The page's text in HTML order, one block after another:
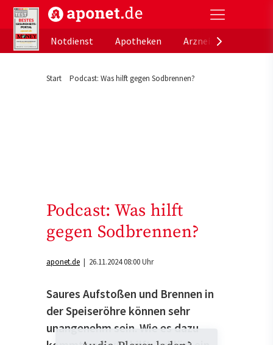
aponet.de - Das offizielle Gesundheitsportal der
Notdienst
Apotheken
Start Podcast: Was hilft gegen Sodbrennen?
Podcast: Was hilft
gegen Sodbrennen?
aponet.de | 26.11.2024 08:00 Uhr
Saures Aufstoßen und Brennen in
der Speiseröhre können sehr
unangenehm sein. Wie es dazu